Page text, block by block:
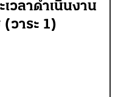
วลาดำเนินงาน
วาระ 1)